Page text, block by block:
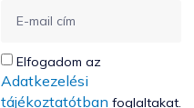
Elfogadom az
Adatkezelési
tájékoztatótban foglaltakat.